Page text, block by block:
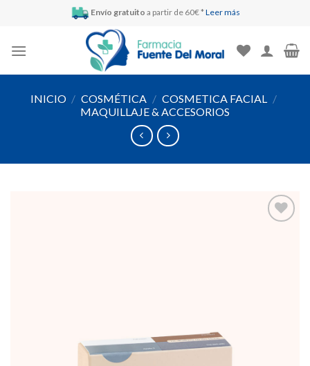
Envío gratuito a partir de 60€ * Leer más
INICIO / COSMÉTICA / COSMETICA FACIAL /
MAQUILLAJE & ACCESORIOS